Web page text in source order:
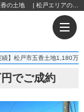
績】松戸市五香土地1,180万
でご成約